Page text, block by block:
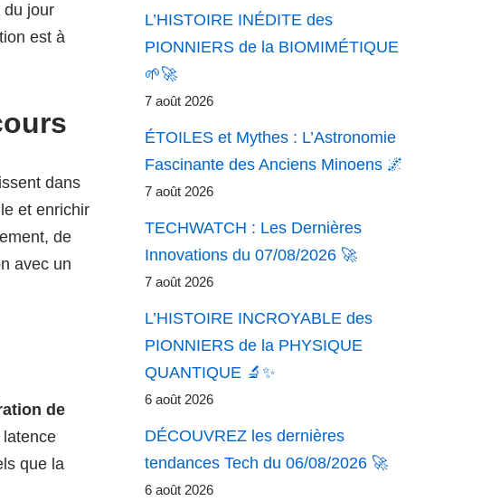
du jour
est à
dans
et enrichir
de
avec un
de
latence
que la
L’HISTOIRE INÉDITE des
PIONNIERS de la BIOMIMÉTIQUE
🌱🚀
7 août 2026
ÉTOILES et Mythes : L’Astronomie
Fascinante des Anciens Minoens 🌌
7 août 2026
TECHWATCH : Les Dernières
Innovations du 07/08/2026 🚀
7 août 2026
L’HISTOIRE INCROYABLE des
PIONNIERS de la PHYSIQUE
QUANTIQUE 🔬✨
6 août 2026
DÉCOUVREZ les dernières
tendances Tech du 06/08/2026 🚀
6 août 2026